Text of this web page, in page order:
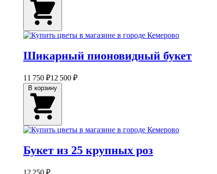
Шикарный пионовидный букет
11 750 ₽12 500 ₽
Букет из 25 крупных роз
12 250 ₽